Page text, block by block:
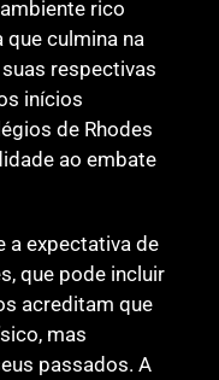
rico
culmina na
respectivas
inícios
de Rhodes
ao embate
a expectativa de
que pode incluir
acreditam que
mas
passados. A